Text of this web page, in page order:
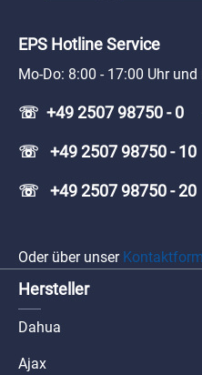
EPS Hotline Service
Mo-Do: 8:00 - 17:00 Uhr
☏ +49 2507 98750 - 0
☏ +49 2507 98750 -
☏ +49 2507 98750 - 20
Oder über unser
Hersteller
Dahua
Ajax